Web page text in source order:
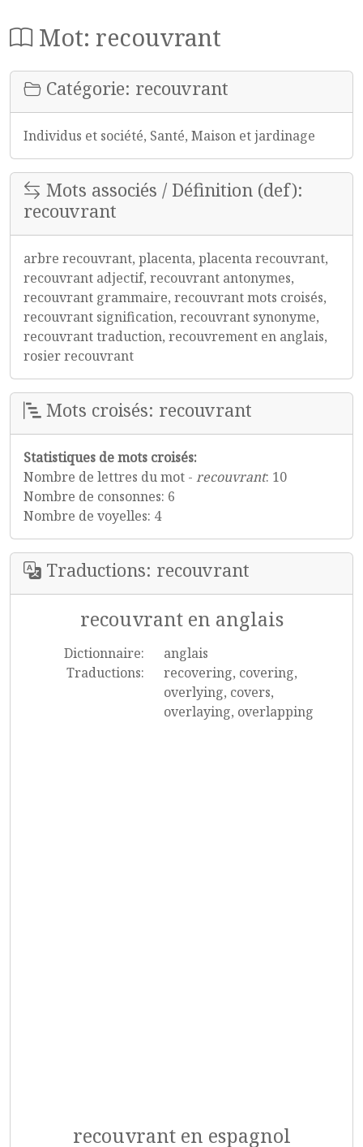
Mot: recouvrant
Catégorie: recouvrant
Individus et société, Santé, Maison et jardinage
Mots associés / Définition (def):
recouvrant
arbre recouvrant, placenta, placenta recouvrant,
recouvrant adjectif, recouvrant antonymes,
recouvrant grammaire, recouvrant mots croisés,
recouvrant signification, recouvrant synonyme,
recouvrant traduction, recouvrement en anglais,
rosier recouvrant
Mots croisés: recouvrant
Statistiques de mots croisés:
Nombre de lettres du mot - recouvrant: 10
Nombre de consonnes: 6
Nombre de voyelles: 4
Traductions: recouvrant
recouvrant en anglais
Dictionnaire:
anglais
Traductions:
recovering, covering,
overlying, covers,
overlaying, overlapping
recouvrant en espagnol